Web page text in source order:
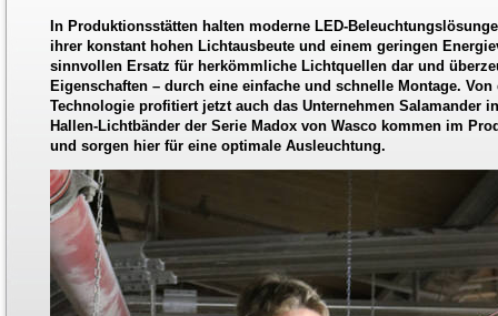
In Produktionsstätten halten moderne LED-
ihrer konstant hohen Lichtausbeute und einem geringen
sinnvollen Ersatz für herkömmliche Lichtquellen dar und
Eigenschaften – durch eine einfache und schnelle Montage. Von
Technologie profitiert jetzt auch das Unternehmen Salamander
Hallen-Lichtbänder der Serie Madox von Wasco kommen im
und sorgen hier für eine optimale Ausleuchtung.